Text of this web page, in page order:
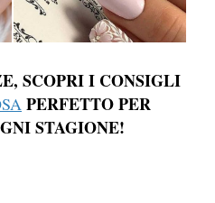
SCOPRI I CONSIGLI
PERFETTO PER
STAGIONE!